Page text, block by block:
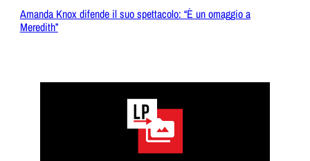
Amanda Knox difende il suo spettacolo: “È un omaggio a
Meredith”